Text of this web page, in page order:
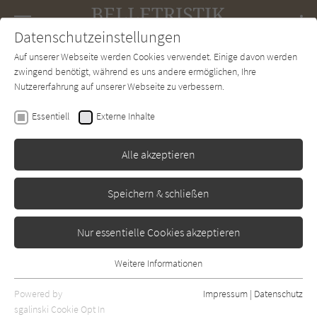
SUCHE Forum Charts Newsletter
Mario Vargas Llosa
Das Fest des Ziegenbocks
Erschienen: Januar 2001 Bibliogr. Angaben
Datenschutzeinstellungen
Auf unserer Webseite werden Cookies verwendet. Einige davon werden
zwingend benötigt, während es uns andere ermöglichen, Ihre
Nutzererfahrung auf unserer Webseite zu verbessern.
Essentiell Externe Inhalte
Alle akzeptieren
Speichern & schließen
Nur essentielle Cookies akzeptieren
Essentielle Cookies werden für grundlegende Funktionen der
Webseite benötigt. Dadurch ist gewährleistet, dass die Webseite
Weitere Informationen
Powered by
sgalinski Cookie Opt In
Impressum | Datenschutz